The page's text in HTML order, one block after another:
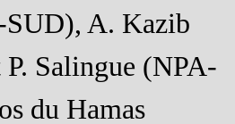
A. Kazib
Salingue (NPA-
du Hamas